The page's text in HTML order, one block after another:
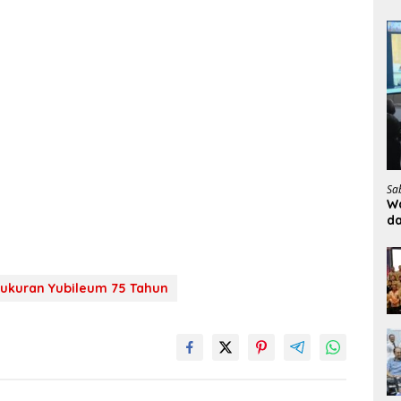
Yubileum 75 Tahun